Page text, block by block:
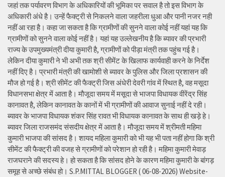
जहां तक पर्यावरण विभाग के अधिकारियों की भूमिका पर सवाल है तो इस विभाग के
अधिकारी अंधे है। उन्हें फैक्ट्री से निकलने वाला जहरीला धुआ और पानी नजर नही
नहीं आ रहा है। कहा जा सकता है कि ग्रामीणों की सुनने वाला कोई नहीं यहां यह कि
ग्रामीणों को सुनने वाला कोई नहीं है। यहां यह उल्लेखनीय है कि ब्यावर की प्रभारी
राज्य के उपमुख्यमंत्री दीया कुमारी है, ग्रामीणों को पीड़ा मंत्री तक पहुंच गई है।
लेकिन दीया कुमारी ने भी अभी तक श्री सीमेंट के खिलाफ कार्यवाही करने के निर्देश
नहीं दिए है। प्रभारी मंत्री की खामोशी से ब्यावर के पुलिस और जिला प्रशासन की
मौज हो गई है। श्री सीमेंट की फैक्ट्री जिस अंधेरी देवरी गांव में स्थित है, वह मसूदा
विधानसभा क्षेत्र में आता है। मौजूदा समय में मसूदा से भाजपा विधायक वीरेंद्र सिंह
कानावत है, लेकिन कानावत के कानों में भी ग्रामीणों की आवाज सुनाई नहीं दे रही।
ब्यावर के भाजपा विधायक शंकर सिंह रावत भी विधायक कानावत के साथ ही खड़े हे।
ब्यावर जिला राजसमंद संसदीय क्षेत्र में आता है। मौजूदा समय में श्रीमती महिमा
कुमारी भाजपा की सांसद है। शायद महिला कुमारी को भी यह भी पता नहीं होगा कि श्री
सीमेंट की फैक्ट्री की वजह से ग्रामीणों को परेशान हो रही है। महिमा कुमारी मेवाड़
राजघराने की सदस्य हे। हो सकता है कि सांसद होने के कारण महिमा कुमारी के बांगड़
समूह से अच्छे संबंध हो। S.P.MITTAL BLOGGER ( 06-08-2026) Website-